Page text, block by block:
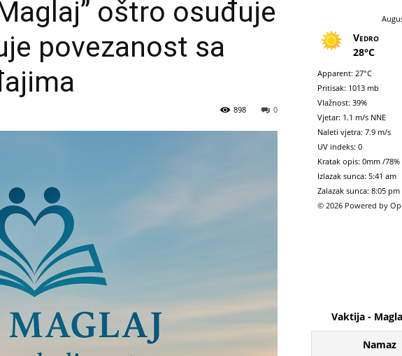
oštro osuđuje
povezanost sa
0
898
Vedro
28°C
Apparent: 27°C
Pritisak: 1013 mb
Vlažnost: 39%
Vjetar: 1.1 m/s NNE
Naleti vjetra: 7.9 m/s
UV indeks: 0
Kratak opis: 0mm /78%
Izlazak sunca: 5:41 am
Zalazak sunca: 8:05 pm
© 2026 Powered by
Vaktija -
Namaz